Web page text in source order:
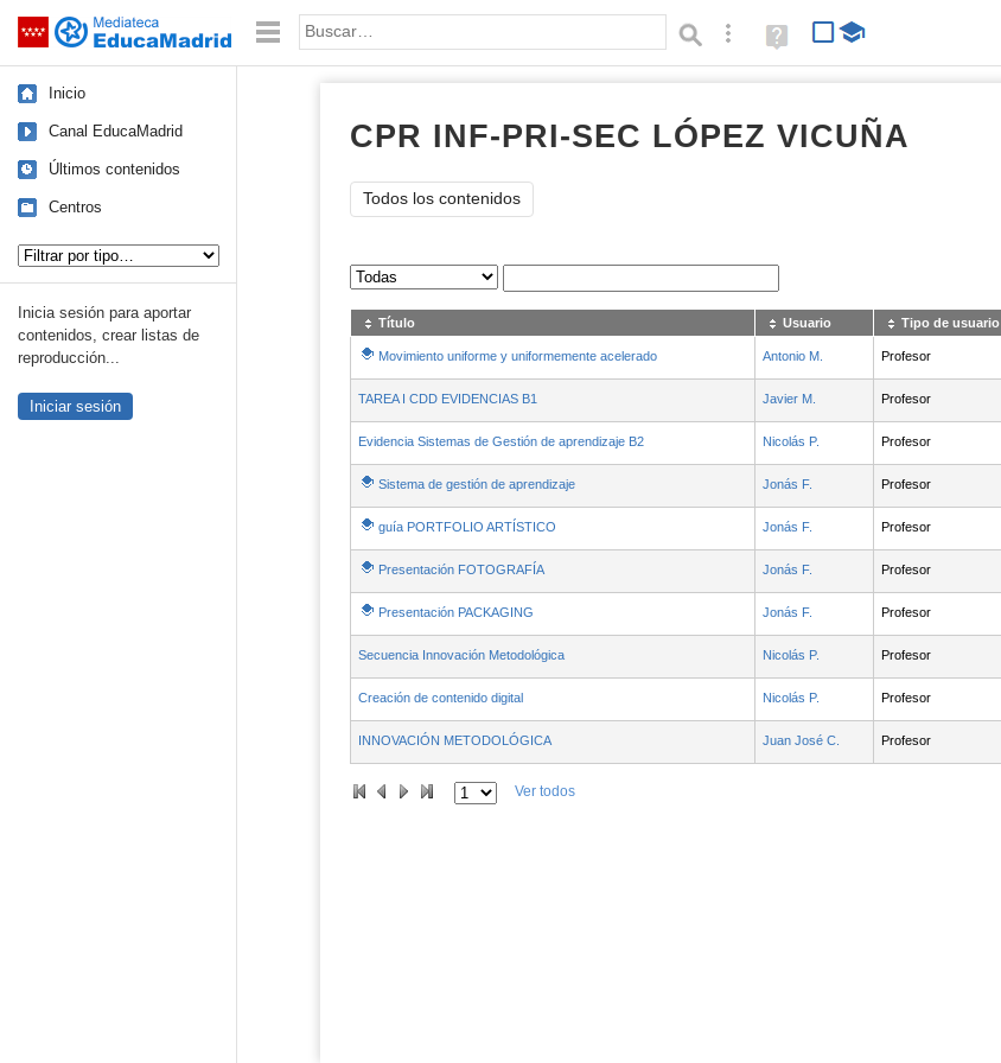
Saltar navegación Palabra o frase: Búsqueda avanzada
Ayuda
(en
Inicio
Canal EducaMadrid
Últimos contenidos
Centros
Inicia sesión para aportar
contenidos, crear listas de
reproducción...
Iniciar sesión
CPR INF-PRI-SEC LÓPEZ VICUÑA
Todos los contenidos
Sus archivos
Título Usuario Tipo de usuario
Movimiento uniforme y uniformemente acelerado Antonio M. Profesor
TAREA I CDD EVIDENCIAS B1 Javier M. Profesor
Evidencia Sistemas de Gestión de aprendizaje B2 Nicolás P. Profesor
Sistema de gestión de aprendizaje Jonás F. Profesor
guía PORTFOLIO ARTÍSTICO Jonás F. Profesor
Presentación FOTOGRAFÍA Jonás F. Profesor
Presentación PACKAGING Jonás F. Profesor
Secuencia Innovación Metodológica Nicolás P. Profesor
Creación de contenido digital Nicolás P. Profesor
INNOVACIÓN METODOLÓGICA Juan José C. Profesor
Ver todos